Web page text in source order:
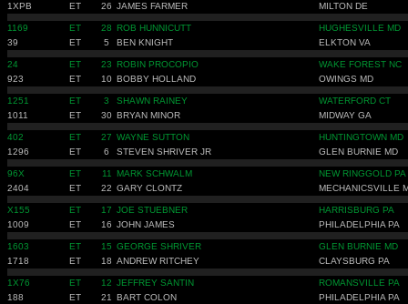
1XPB
ET 26 JAMES FARMER MILTON DE
1169 ET 28 ROB HUNNICUTT
HUGHESVILLE MD
39
ET 5 BEN KNIGHT ELKTON VA
24 ET 23 ROBIN PROCOPIO
WAKE FOREST NC
923
ET 10 BOBBY HOLLAND OWINGS MD
1251 ET 3 SHAWN RAINEY
WATERFORD CT
1011
ET 30 BRYAN MINOR MIDWAY GA
402 ET 27 WAYNE SUTTON
HUNTINGTOWN MD
1296
ET 6 STEVEN SHRIVER JR GLEN BURNIE MD
96X ET 11 MARK SCHWALM
NEW RINGGOLD PA
2404
ET 22 GARY CLONTZ MECHANICSVILLE
X155 ET 17 JOE STUEBNER
HARRISBURG PA
1009
ET 16 JOHN JAMES PHILADELPHIA PA
1603 ET 15 GEORGE SHRIVER
GLEN BURNIE MD
1718
ET 18 ANDREW RITCHEY CLAYSBURG PA
1X76 ET 12 JEFFREY SANTIN
ROMANSVILLE PA
188
ET 21 BART COLON PHILADELPHIA PA